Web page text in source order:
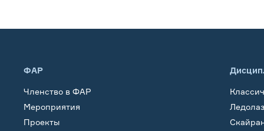
ФАР
Членство в ФАР
Мероприятия
Проекты